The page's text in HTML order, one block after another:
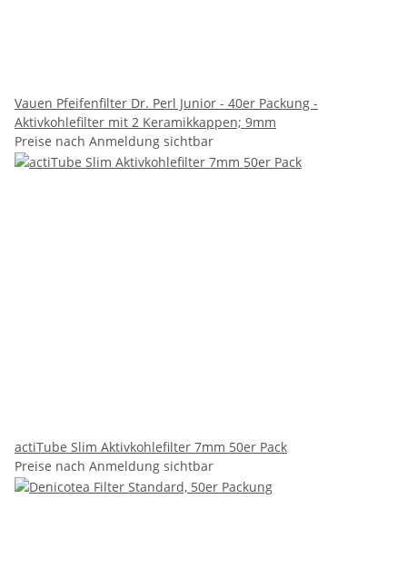
Vauen Pfeifenfilter Dr. Perl Junior - 40er Packung -
Aktivkohlefilter mit 2 Keramikkappen; 9mm
Preise nach Anmeldung sichtbar
actiTube Slim Aktivkohlefilter 7mm 50er Pack
Preise nach Anmeldung sichtbar